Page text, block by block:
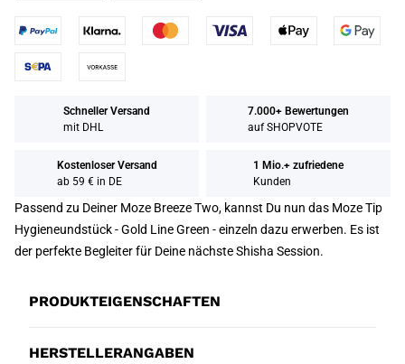
Schneller Versand
mit DHL
7.000+ Bewertungen
auf SHOPVOTE
Kostenloser Versand
ab 59 € in DE
1 Mio.+ zufriedene
Kunden
Passend zu Deiner Moze Breeze Two, kannst Du nun das Moze Tip
Hygieneundstück - Gold Line Green - einzeln dazu erwerben. Es ist
der perfekte Begleiter für Deine nächste Shisha Session.
PRODUKTEIGENSCHAFTEN
HERSTELLERANGABEN